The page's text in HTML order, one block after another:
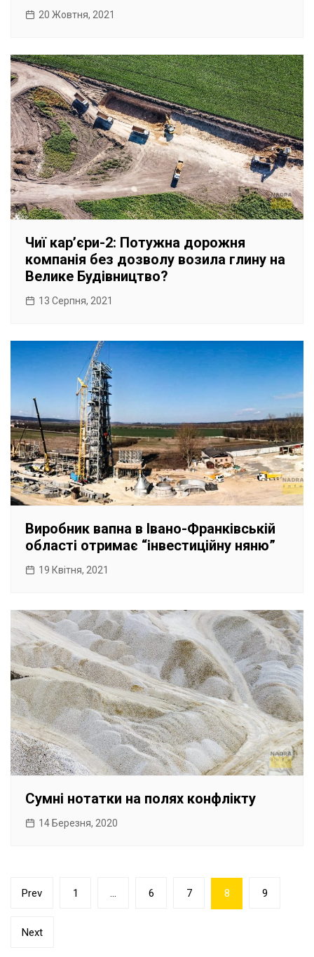
20 Жовтня, 2021
Чиї кар’єри-2: Потужна дорожня
компанія без дозволу возила глину на
Велике Будівництво?
13 Серпня, 2021
Виробник вапна в Івано-Франківській
області отримає “інвестиційну няню”
19 Квітня, 2021
Сумні нотатки на полях конфлікту
14 Березня, 2020
Пагінація
Prev 1 6 7 8 9
Next